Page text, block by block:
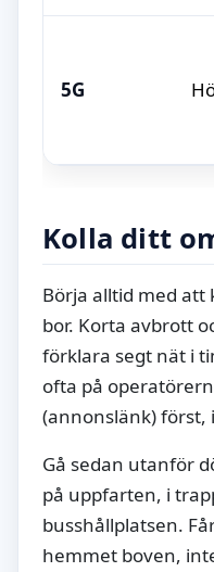
5G
Kolla ditt
Börja alltid med att
bor. Korta avbrott
förklara segt nät i
ofta på
(annonslänk)
Gå sedan utanför
på uppfarten, i
busshållplatsen.
hemmet boven,